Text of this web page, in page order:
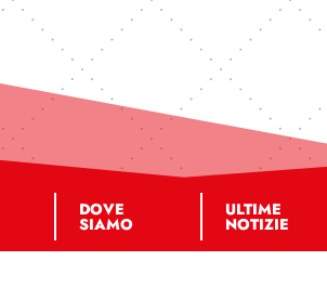
DOVE
SIAMO
ULTIME
NOTIZIE